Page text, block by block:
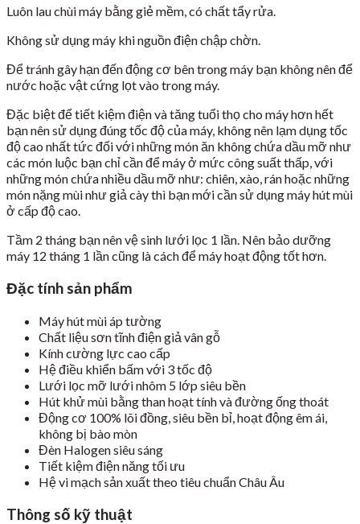
Luôn lau chùi máy bằng giẻ mềm, có chất tẩy rửa.
Không sử dụng máy khi nguồn điện chập chờn.
Để tránh gây hạn đến động cơ bên trong máy bạn không nên để
nước hoặc vật cứng lọt vào trong máy.
Đặc biệt để tiết kiệm điện và tăng tuổi thọ cho máy hơn hết
bạn nên sử dụng đúng tốc độ của máy, không nên lạm dụng tốc
độ cao nhất tức đối với những món ăn không chứa dầu mỡ như
các món luộc bạn chỉ cần để máy ở mức công suất thấp, với
những món chứa nhiều dầu mỡ như: chiên, xào, rán hoặc những
món nặng mùi như giả cày thì bạn mới cần sử dụng máy hút mùi
ở cấp độ cao.
Tầm 2 tháng bạn nên vệ sinh lưới lọc 1 lần. Nên bảo dưỡng
máy 12 tháng 1 lần cũng là cách để máy hoạt động tốt hơn.
Đặc tính sản phẩm
Máy hút mùi áp tường
Chất liệu sơn tĩnh điện giả vân gỗ
Kính cường lực cao cấp
Hệ điều khiển bấm với 3 tốc độ
Lưới lọc mỡ lưới nhôm 5 lớp siêu bền
Hút khử mùi bằng than hoạt tính và đường ống thoát
Động cơ 100% lõi đồng, siêu bền bỉ, hoạt động êm ái,
không bị bào mòn
Đèn Halogen siêu sáng
Tiết kiệm điện năng tối ưu
Hệ vi mạch sản xuất theo tiêu chuẩn Châu Âu
Thông số kỹ thuật